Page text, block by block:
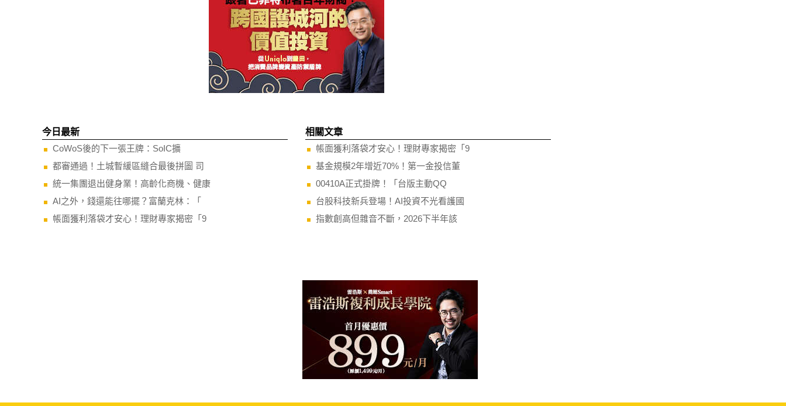
今日最新
CoWoS後的下一張王牌：SoIC擴
都審通過！土城暫緩區縫合最後拼圖 司
統一集團退出健身業！高齡化商機、健康
AI之外，錢還能往哪擺？富蘭克林：「
帳面獲利落袋才安心！理財專家揭密「9
相關文章
帳面獲利落袋才安心！理財專家揭密「9
基金規模2年增近70%！第一金投信董
00410A正式掛牌！「台版主動QQ
台股科技新兵登場！AI投資不光看護國
指數創高但雜音不斷，2026下半年該